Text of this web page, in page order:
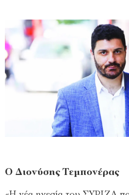
Ο Διονύσης Τεμπονέρας